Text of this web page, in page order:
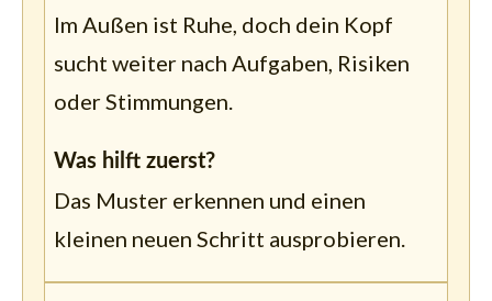
Im Außen ist Ruhe, doch dein Kopf
sucht weiter nach Aufgaben, Risiken
oder Stimmungen.
Was hilft zuerst?
Das Muster erkennen und einen
kleinen neuen Schritt ausprobieren.